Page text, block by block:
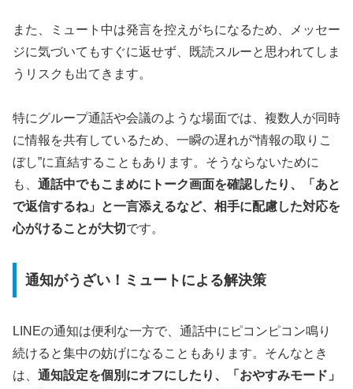
また、ミュート中は発言を控えがちになるため、メッセー
ジに気づいてもすぐに返せず、既読スルーと思われてしま
うリスクも出てきます。
特にグループ通話や会議のような場面では、複数人が同時
に情報を共有しているため、一瞬の遅れが“情報の取りこ
ぼし”に直結することもあります。そうならないために
も、 通話中でもこまめにトーク画面を確認したり、「あと
で返信するね」と一言添えるなど、相手に配慮した対応を
心がけることが大切 です。
通知がうざい！ミュートによる解決策
LINEの通知は便利な一方で、通話中にピコンピコン鳴り
続けると集中の妨げになることもあります。そんなとき
は、 通知設定を個別にオフにしたり、「おやすみモード」